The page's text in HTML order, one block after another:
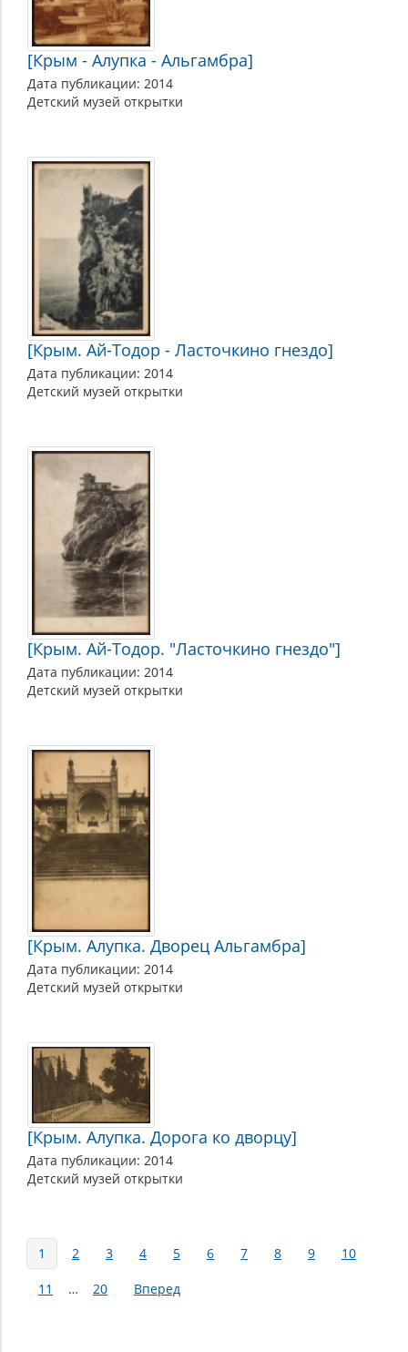
[Крым - Алупка - Альгамбра]
Дата публикации: 2014
Детский музей открытки
[Крым. Ай-Тодор - Ласточкино гнездо]
Дата публикации: 2014
Детский музей открытки
[Крым. Ай-Тодор. "Ласточкино гнездо"]
Дата публикации: 2014
Детский музей открытки
[Крым. Алупка. Дворец Альгамбра]
Дата публикации: 2014
Детский музей открытки
[Крым. Алупка. Дорога ко дворцу]
Дата публикации: 2014
Детский музей открытки
Страницы
1 2 3 4 5 6 7 8 9 10
11 … 20 Вперед